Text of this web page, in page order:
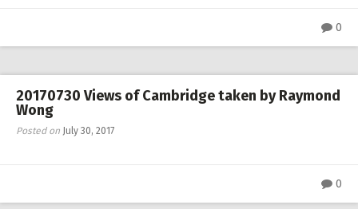
0
20170730 Views of Cambridge taken by Raymond
Wong
Posted on July 30, 2017
0